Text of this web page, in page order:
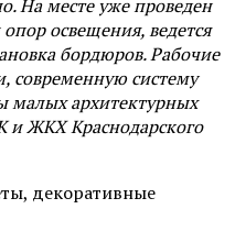
На месте уже проведен
освещения, ведется
бордюров. Рабочие
современную систему
малых архитектурных
ЖКХ Краснодарского
декоративные